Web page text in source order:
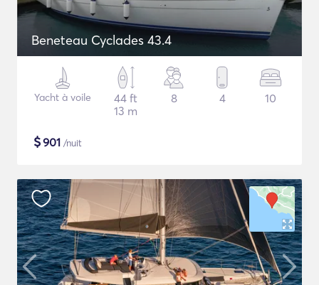
Beneteau Cyclades 43.4
Yacht à voile
44 ft
13 m
8 4 10
$901 /nuit